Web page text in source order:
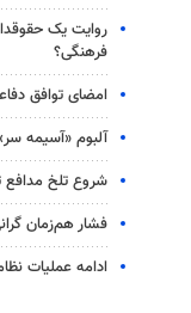
روایت یک
فرهنگی؟
امضای توافق
آلبوم «آسیمه
شروع تلخ مدافع
فشار هم‌زمان
ادامه عملیات